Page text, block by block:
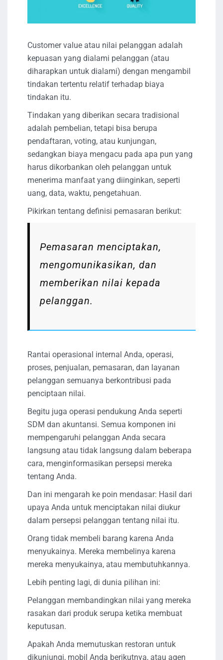
Customer value atau nilai pelanggan adalah
kepuasan yang dialami pelanggan (atau
diharapkan untuk dialami) dengan mengambil
tindakan tertentu relatif terhadap biaya
tindakan itu.
Tindakan yang diberikan secara tradisional
adalah pembelian, tetapi bisa berupa
pendaftaran, voting, atau kunjungan,
sedangkan biaya mengacu pada apa pun yang
harus dikorbankan oleh pelanggan untuk
menerima manfaat yang diinginkan, seperti
uang, data, waktu, pengetahuan.
Pikirkan tentang definisi pemasaran berikut:
Pemasaran menciptakan,
mengomunikasikan, dan
memberikan nilai kepada
pelanggan.
Rantai operasional internal Anda, operasi,
proses, penjualan, pemasaran, dan layanan
pelanggan semuanya berkontribusi pada
penciptaan nilai.
Begitu juga operasi pendukung Anda seperti
SDM dan akuntansi. Semua komponen ini
mempengaruhi pelanggan Anda secara
langsung atau tidak langsung dalam beberapa
cara, menginformasikan persepsi mereka
tentang Anda.
Dan ini mengarah ke poin mendasar: Hasil dari
upaya Anda untuk menciptakan nilai diukur
dalam persepsi pelanggan tentang nilai itu.
Orang tidak membeli barang karena Anda
menyukainya. Mereka membelinya karena
mereka menyukainya, atau membutuhkannya.
Lebih penting lagi, di dunia pilihan ini:
Pelanggan membandingkan nilai yang mereka
rasakan dari produk serupa ketika membuat
keputusan.
Apakah Anda memutuskan restoran untuk
dikunjungi, mobil Anda berikutnya, atau agen